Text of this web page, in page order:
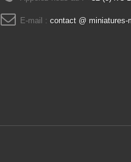
E-mail : contact @ miniatures-